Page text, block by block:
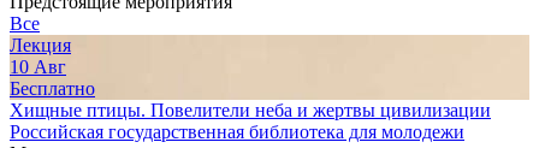
Все
Лекция
10 Авг
Бесплатно
Хищные птицы. Повелители неба и жертвы цивилизации
Российская государственная библиотека для молодежи